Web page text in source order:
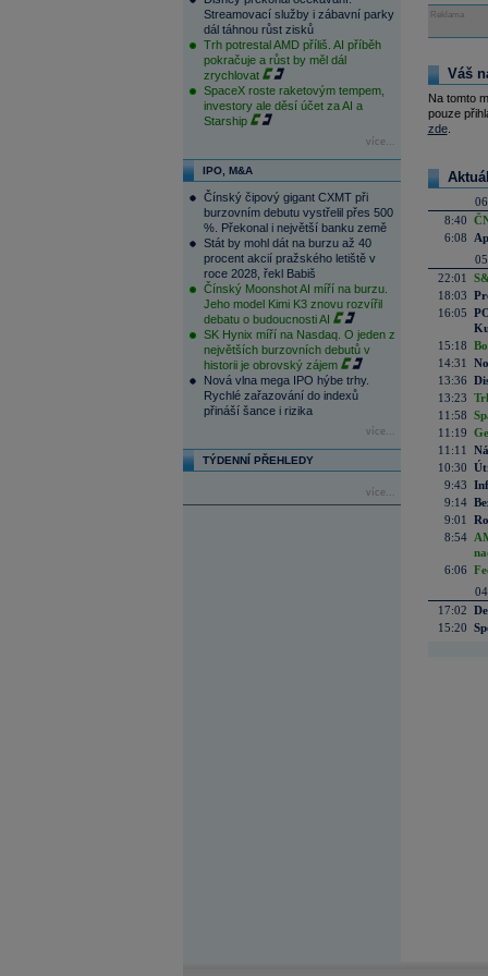
Streamovací služby i zábavní parky
dál táhnou růst zisků
Trh potrestal AMD příliš. AI příběh
pokračuje a růst by měl dál
zrychlovat
SpaceX roste raketovým tempem,
investory ale děsí účet za AI a
Starship
více...
IPO, M&A
Čínský čipový gigant CXMT při
burzovním debutu vystřelil přes 500
%. Překonal i největší banku země
Stát by mohl dát na burzu až 40
procent akcií pražského letiště v
roce 2028, řekl Babiš
Čínský Moonshot AI míří na burzu.
Jeho model Kimi K3 znovu rozvířil
debatu o budoucnosti AI
SK Hynix míří na Nasdaq. O jeden z
největších burzovních debutů v
historii je obrovský zájem
Nová vlna mega IPO hýbe trhy.
Rychlé zařazování do indexů
přináší šance i rizika
více...
TÝDENNÍ PŘEHLEDY
více...
Reklama
Váš
Na tomto
pouze
zde.
8:40
6:08
22:01
18:03
16:05
15:18
14:31
13:36
13:23
11:58
11:19
11:11
10:30
9:43
9:14
9:01
8:54
6:06
17:02
15:20